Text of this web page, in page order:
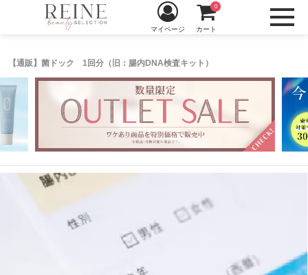
【通販】菌ドック 1回分（旧：腸内DNA検査キット）
マイページ カート
0